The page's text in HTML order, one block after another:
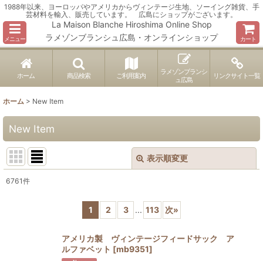
1988年以来、ヨーロッパやアメリカからヴィンテージ生地、ソーイング雑貨、手
芸材料を輸入、販売しています。 広島にショップがございます。
メニュー
La Maison Blanche Hiroshima Online Shop
ラメゾンブランシュ広島・オンラインショップ
カート
ホーム 商品検索 ご利用案内
ラメゾンブランシ
ュ広島
リンクサイト一覧
ホーム > New Item
New Item
表示順変更
絞り込む
6761件
1 2 3 ... 113 次»
アメリカ製 ヴィンテージフィードサック ア
ルファベット [mb9351]